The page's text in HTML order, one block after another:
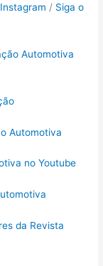
/ Siga o
Automotiva
Automotiva
no Youtube
da Revista